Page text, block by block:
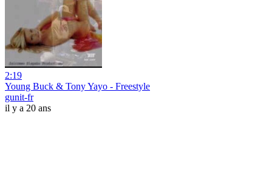
2:19
Young Buck & Tony Yayo - Freestyle
gunit-fr
il y a 20 ans